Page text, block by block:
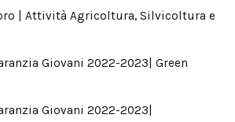
| Attività Agricoltura, Silvicoltura e
Giovani 2022-2023| Green
Giovani 2022-2023|